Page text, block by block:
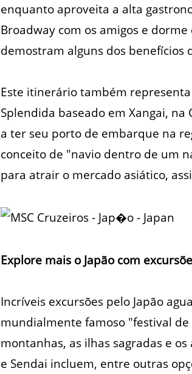
enquanto aproveita a alta
Broadway com os amigos e
demostram alguns dos benefícios
Este itinerário também representa
Splendida baseado em Xangai,
a ter seu porto de embarque na
conceito de "navio dentro de um
para atrair o mercado asiático,
Explore mais o Japão com
Incríveis excursões pelo Japão
mundialmente famoso "festival
montanhas, as ilhas sagradas e
e Sendai incluem, entre outras